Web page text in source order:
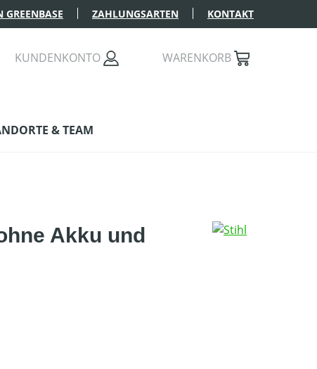
ZAHLUNGSARTEN KONTAKT
KUNDENKONTO WARENKORB
& TEAM
Akku und